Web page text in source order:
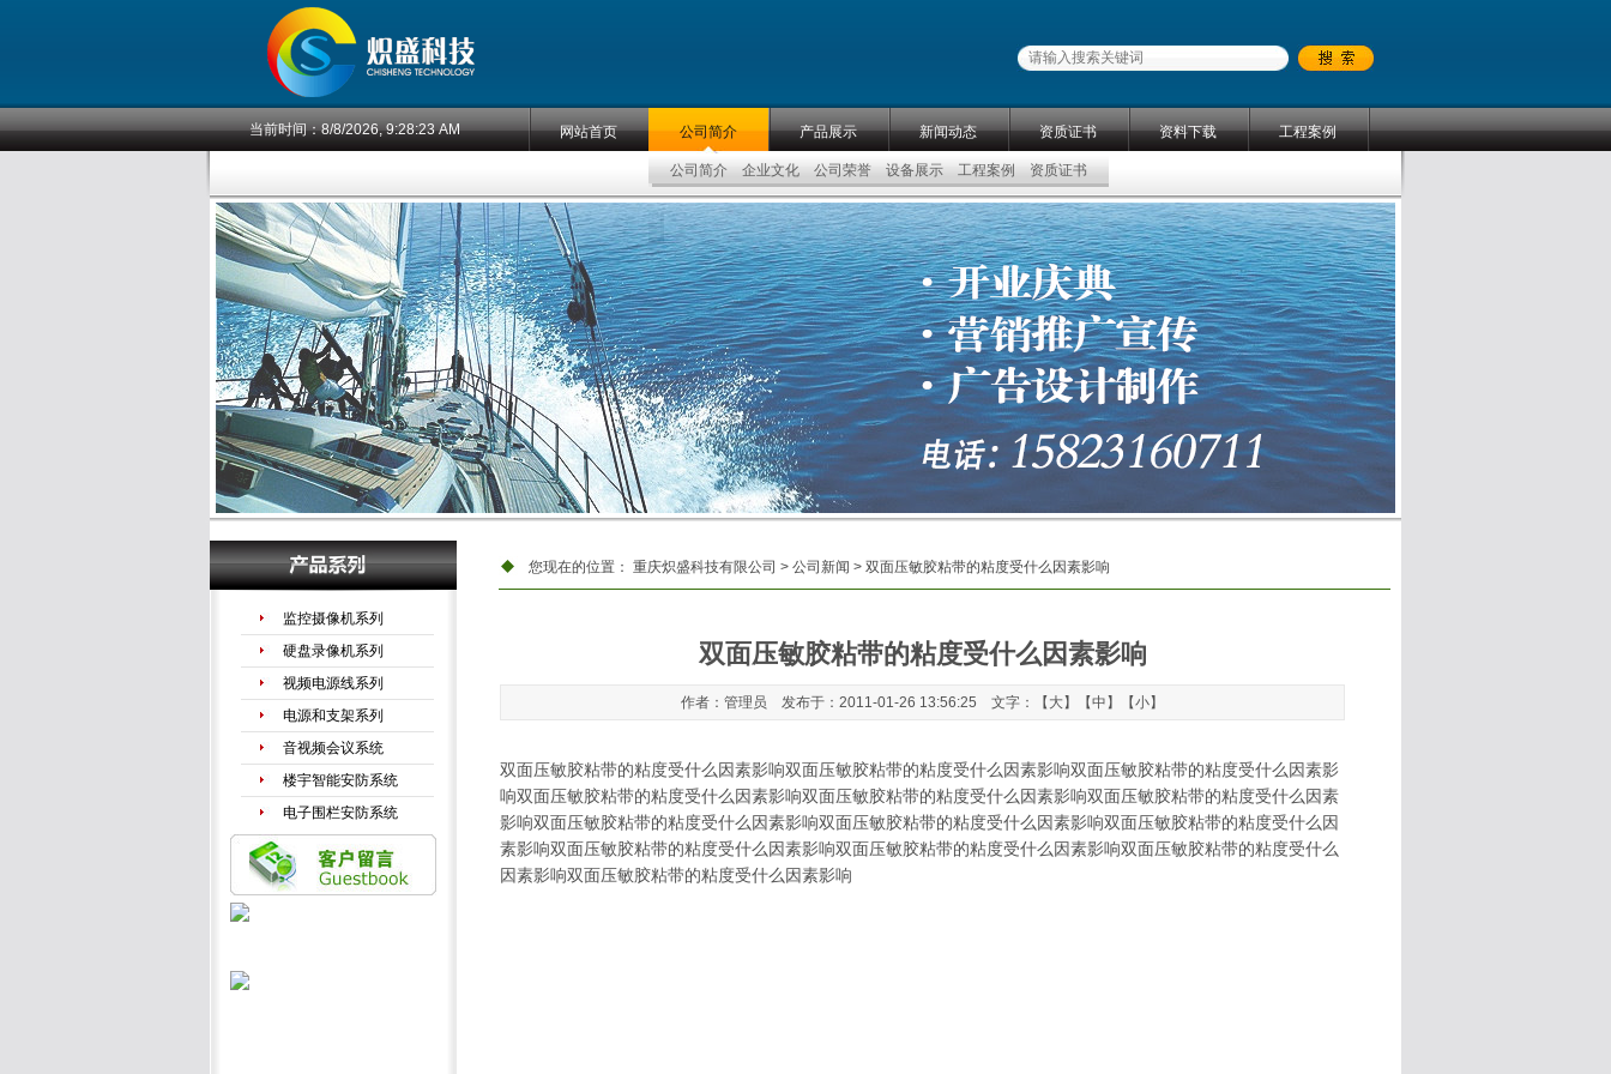
当前时间：8/8/2026, 9:28:24 AM 网站首页 公司简介 产品展示 新闻动态 资质证书 资料下载 工程案例
公司简介 企业文化 公司荣誉 设备展示 工程案例 资质证书
监控摄像机系列
硬盘录像机系列
视频电源线系列
电源和支架系列
音视频会议系统
楼宇智能安防系统
电子围栏安防系统
手机信号放大器
LED液晶拼接系列
您现在的位置： 重庆炽盛科技有限公司 > 公司新闻 > 双面压敏胶粘带的粘度受什么因素影响
双面压敏胶粘带的粘度受什么因素影响
作者：管理员 发布于：2011-01-26 13:56:25 文字：【 大】【中 】【小】
双面压敏胶粘带的粘度受什么因素影响双面压敏胶粘带的粘度受什么因素影响双面压敏胶粘带的粘度受什么因素影
响双面压敏胶粘带的粘度受什么因素影响双面压敏胶粘带的粘度受什么因素影响双面压敏胶粘带的粘度受什么因素
影响双面压敏胶粘带的粘度受什么因素影响双面压敏胶粘带的粘度受什么因素影响双面压敏胶粘带的粘度受什么因
素影响双面压敏胶粘带的粘度受什么因素影响双面压敏胶粘带的粘度受什么因素影响双面压敏胶粘带的粘度受什么
因素影响双面压敏胶粘带的粘度受什么因素影响